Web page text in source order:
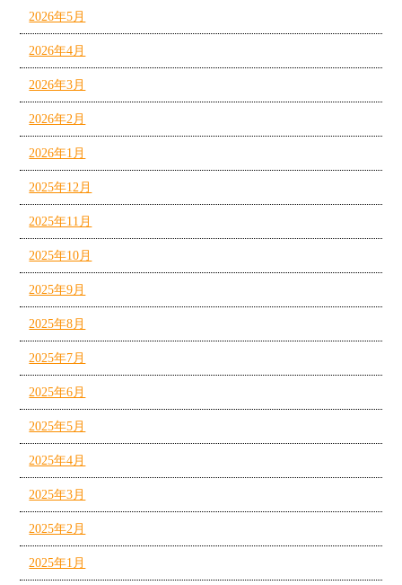
2026年5月
2026年4月
2026年3月
2026年2月
2026年1月
2025年12月
2025年11月
2025年10月
2025年9月
2025年8月
2025年7月
2025年6月
2025年5月
2025年4月
2025年3月
2025年2月
2025年1月